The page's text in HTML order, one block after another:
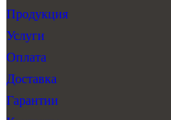
Продукция
Услуги
Оплата
Доставка
Гарантии